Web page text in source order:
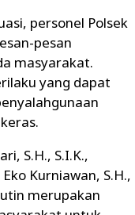
personel Polsek
pesan
masyarakat.
yang dapat
S.H., S.I.K.,
Kurniawan, S.H.,
merupakan